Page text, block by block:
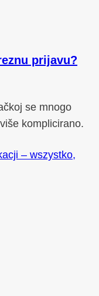
prijavu?
se mnogo
komplicirano.